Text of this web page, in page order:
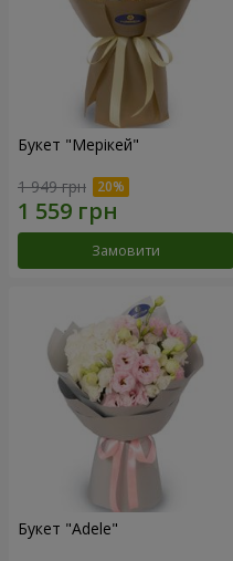
Букет "Мерікей"
1 949 грн
Замовити
Букет "Adele"